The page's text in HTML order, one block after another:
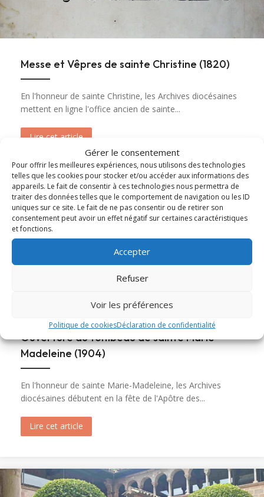
Gérer le consentement
Pour offrir les meilleures expériences, nous utilisons des technologies
telles que les cookies pour stocker et/ou accéder aux informations des
appareils. Le fait de consentir à ces technologies nous permettra de
traiter des données telles que le comportement de navigation ou les ID
uniques sur ce site. Le fait de ne pas consentir ou de retirer son
consentement peut avoir un effet négatif sur certaines caractéristiques
et fonctions.
Accepter
Refuser
Voir les préférences
Politique de cookiesDéclaration de confidentialité
Messe et Vêpres de sainte Christine (1820)
En l'honneur de sainte Christine, les Archives diocésaines
mettent en ligne l'office ancien de sainte...
Lire cet articleabout Messe et Vêpres de sainte Christine
Ouverture du tombeau de sainte Marie-
Madeleine (1904)
En l'honneur de sainte Marie-Madeleine, les Archives
diocésaines débutent en la fête de l'Apôtre des...
Lire cet article